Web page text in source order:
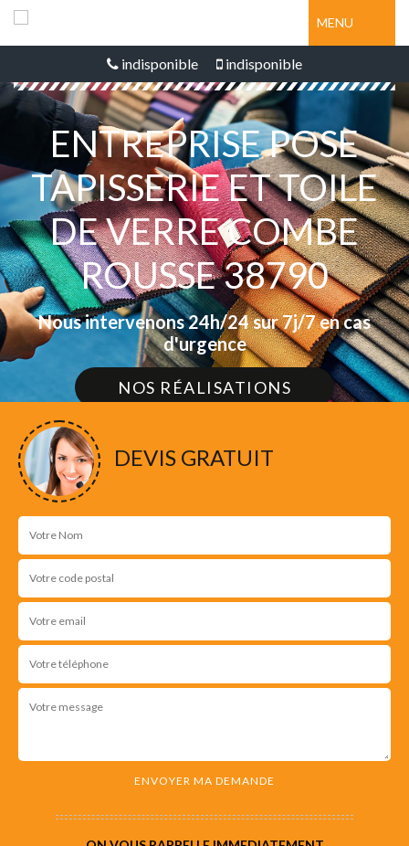
MENU
indisponible indisponible
ENTREPRISE POSE
TAPISSERIE ET TOILE
DE VERRE COMBE
ROUSSE 38790
Nous intervenons 24h/24 sur 7j/7 en cas
d'urgence
NOS RÉALISATIONS
DEVIS GRATUIT